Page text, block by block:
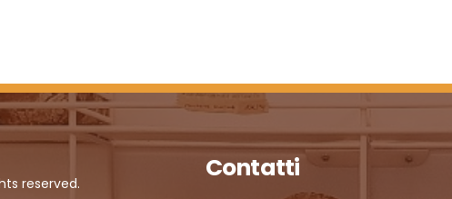
reserved.
Contatti